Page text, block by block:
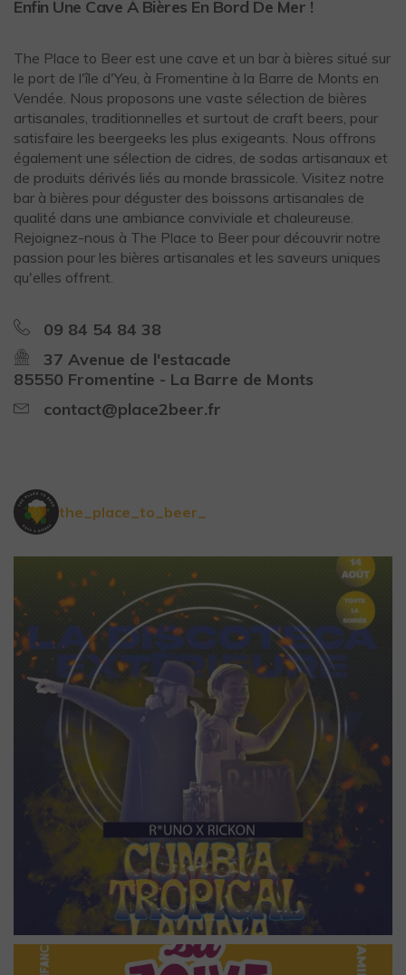
Enfin Une Cave À Bières En Bord De Mer !
The Place to Beer est une cave et un bar à bières situé sur
le port de l'île d'Yeu, à Fromentine à la Barre de Monts en
Vendée. Nous proposons une vaste sélection de bières
artisanales, traditionnelles et surtout de craft beers, pour
satisfaire les beergeeks les plus exigeants. Nous offrons
également une sélection de cidres, de sodas artisanaux et
de produits dérivés liés au monde brassicole. Visitez notre
bar à bières pour déguster des boissons artisanales de
qualité dans une ambiance conviviale et chaleureuse.
Rejoignez-nous à The Place to Beer pour découvrir notre
passion pour les bières artisanales et les saveurs uniques
qu'elles offrent.
09 84 54 84 38
37 Avenue de l'estacade
85550 Fromentine - La Barre de Monts
contact@place2beer.fr
the_place_to_beer_